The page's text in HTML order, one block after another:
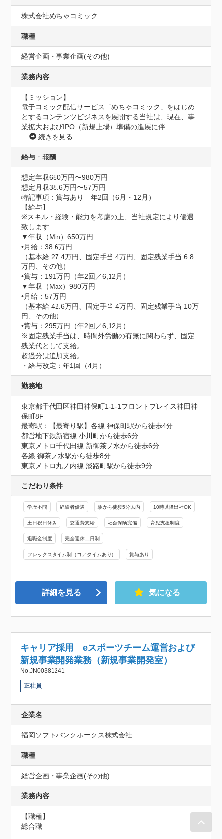
株式会社めちゃコミック
職種
経営企画・事業企画(その他)
業務内容
【ミッション】
電子コミック配信サービス「めちゃコミック」をはじめ
とするコンテンツビジネスを展開する当社は、現在、事
業拡大およびIPO（新規上場）準備の進展に伴
...
続きを見る
給与・報酬
想定年収650万円〜980万円
想定月収38.6万円〜57万円
特記事項：賞与あり　年2回（6月・12月）
【給与】
※スキル・経験・能力を考慮の上、当社規定により優遇
致します
▼年収（Min）650万円
•月給：38.6万円
（基本給 27.4万円、固定手当 4万円、固定残業手当 6.8
万円、その他）
•賞与：191万円（年2回／6,12月）
▼年収（Max）980万円
•月給：57万円
（基本給 42.6万円、固定手当 4万円、固定残業手当 10万
円、その他）
•賞与：295万円（年2回／6,12月）
※固定残業手当は、時間外労働の有無に関わらず、固定
残業代として支給。
超過分は追加支給。
・給与改定：年1回（4月）
勤務地
東京都千代田区神田神保町1-1-1フロントプレイス神田神
保町8F
最寄駅：【最寄り駅】各線 神保町駅から徒歩4分
都営地下鉄新宿線 小川町から徒歩6分
東京メトロ千代田線 新御茶ノ水から徒歩6分
各線 御茶ノ水駅から徒歩8分
東京メトロ丸ノ内線 淡路町駅から徒歩9分
こだわり条件
学歴不問 経験者優遇 駅から徒歩5分以内 10時以降出社OK
土日祝日休み 交通費支給 社会保険完備 育児支援制度
退職金制度 完全週休二日制
フレックスタイム制（コアタイムあり） 賞与あり
詳細を見る 気になる
キャリア採用 eスポーツチーム運営および
新規事業開発業務（新規事業開発室）
No.JN00381241
正社員
企業名
福岡ソフトバンクホークス株式会社
職種
経営企画・事業企画(その他)
業務内容
【職種】
総合職